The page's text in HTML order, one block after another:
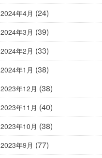
2024年4月 (24)
2024年3月 (39)
2024年2月 (33)
2024年1月 (38)
2023年12月 (38)
2023年11月 (40)
2023年10月 (38)
2023年9月 (77)